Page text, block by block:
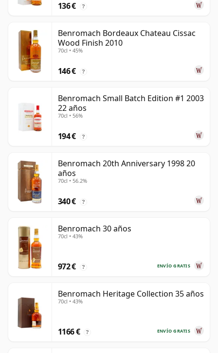
136 € ?
Benromach Bordeaux Chateau Cissac
Wood Finish 2010
70cl • 45%
146 € ?
Benromach Small Batch Edition #1 2003
22 años
70cl • 56%
194 € ?
Benromach 20th Anniversary 1998 20
años
70cl • 56.2%
340 € ?
Benromach 30 años
70cl • 43%
ENVÍO GRATIS
972 € ?
Benromach Heritage Collection 35 años
70cl • 43%
ENVÍO GRATIS
1166 € ?